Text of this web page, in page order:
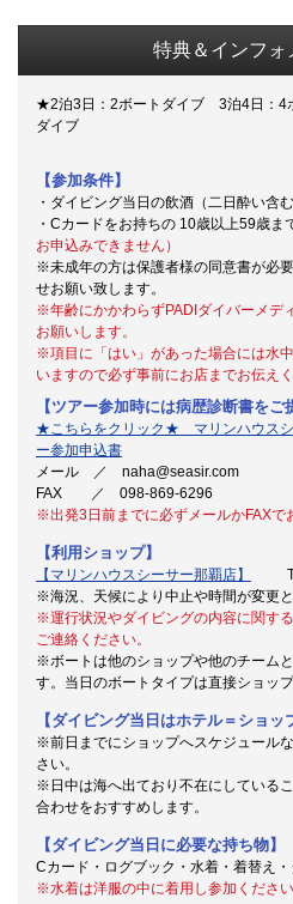
特典＆インフォ
★2泊3日：2ボートダイブ 3泊4日：4
ダイブ
【参加条件】
・ダイビング当日の飲酒（二日酔い含
・Cカードをお持ちの 10歳以上59歳ま
お申込みできません）
※未成年の方は保護者様の同意書が必
せお願い致します。
※年齢にかかわらずPADIダイバーメデ
お願いします。
※項目に「はい」があった場合には水
いますので必ず事前にお店までお伝えく
【ツアー参加時には病歴診断書をご
★こちらをクリック★ マリンハウスシ
ー参加申込書
メール ／ naha@seasir.com
FAX ／ 098-869-6296
※出発3日前までに必ずメールかFAXで
【利用ショップ】
【マリンハウスシーサー那覇店】
※海況、天候により中止や時間が変更
※運行状況やダイビングの内容に関す
ご連絡ください。
※ボートは他のショップや他のチーム
す。当日のボートタイプは直接ショッ
【ダイビング当日はホテル＝ショッ
※前日までにショップへスケジュール
さい。
※日中は海へ出ており不在にしている
合わせをおすすめします。
【ダイビング当日に必要な持ち物】
Cカード・ログブック・水着・着替え
※水着は洋服の中に着用し参加ください